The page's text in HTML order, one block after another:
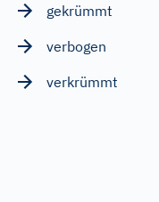
gekrümmt
verbogen
verkrümmt